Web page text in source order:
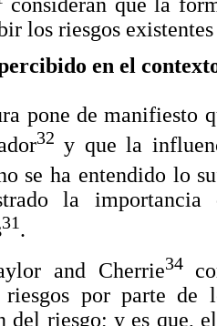
consideran que la
los riesgos
en el
pone de manifiesto
32 y que la
se ha entendido lo
la
31.
and Cherrie34
riesgos por parte de
del riesgo; y es que,